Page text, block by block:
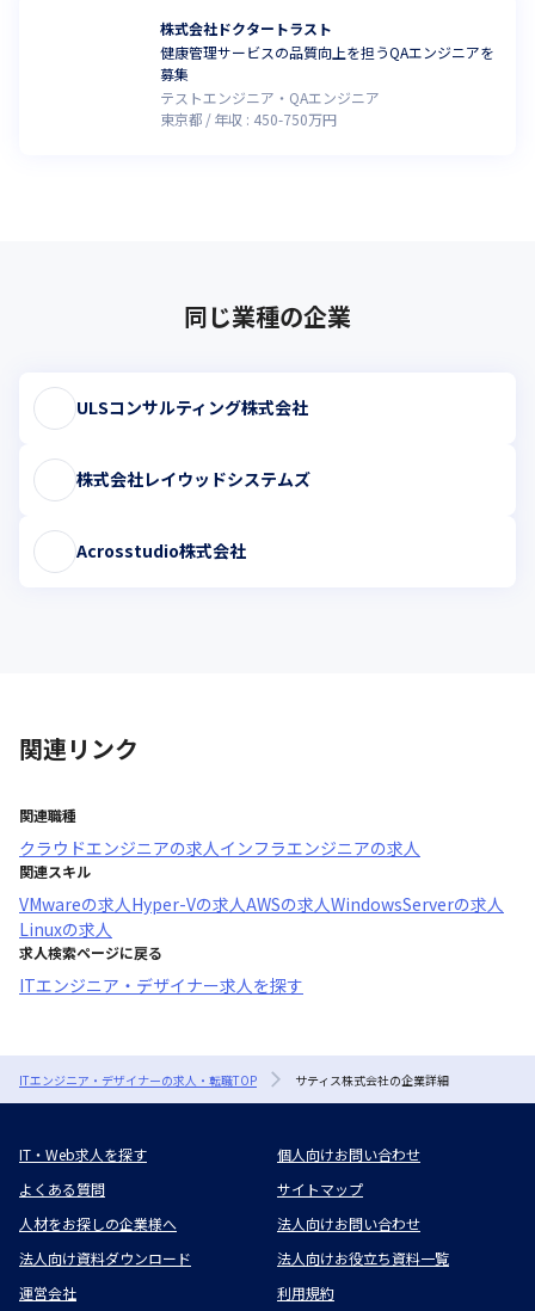
株式会社ドクタートラスト
健康管理サービスの品質向上を担うQAエンジニアを
募集
テストエンジニア・QAエンジニア
東京都
年収 : 450-750万円
同じ業種の企業
ULSコンサルティング株式会社
株式会社レイウッドシステムズ
Acrosstudio株式会社
関連リンク
関連職種
クラウドエンジニアの求人 インフラエンジニアの求人
関連スキル
VMwareの求人 Hyper-Vの求人AWSの求人WindowsServerの求人
Linuxの求人
求人検索ページに戻る
ITエンジニア・デザイナー求人を探す
ITエンジニア・デザイナーの求人・転職TOP サティス株式会社の企業詳細
IT・Web求人を探す
個人向けお問い合わせ
よくある質問
サイトマップ
人材をお探しの企業様へ
法人向けお問い合わせ
法人向け資料ダウンロード
法人向けお役立ち資料一覧
運営会社
利用規約